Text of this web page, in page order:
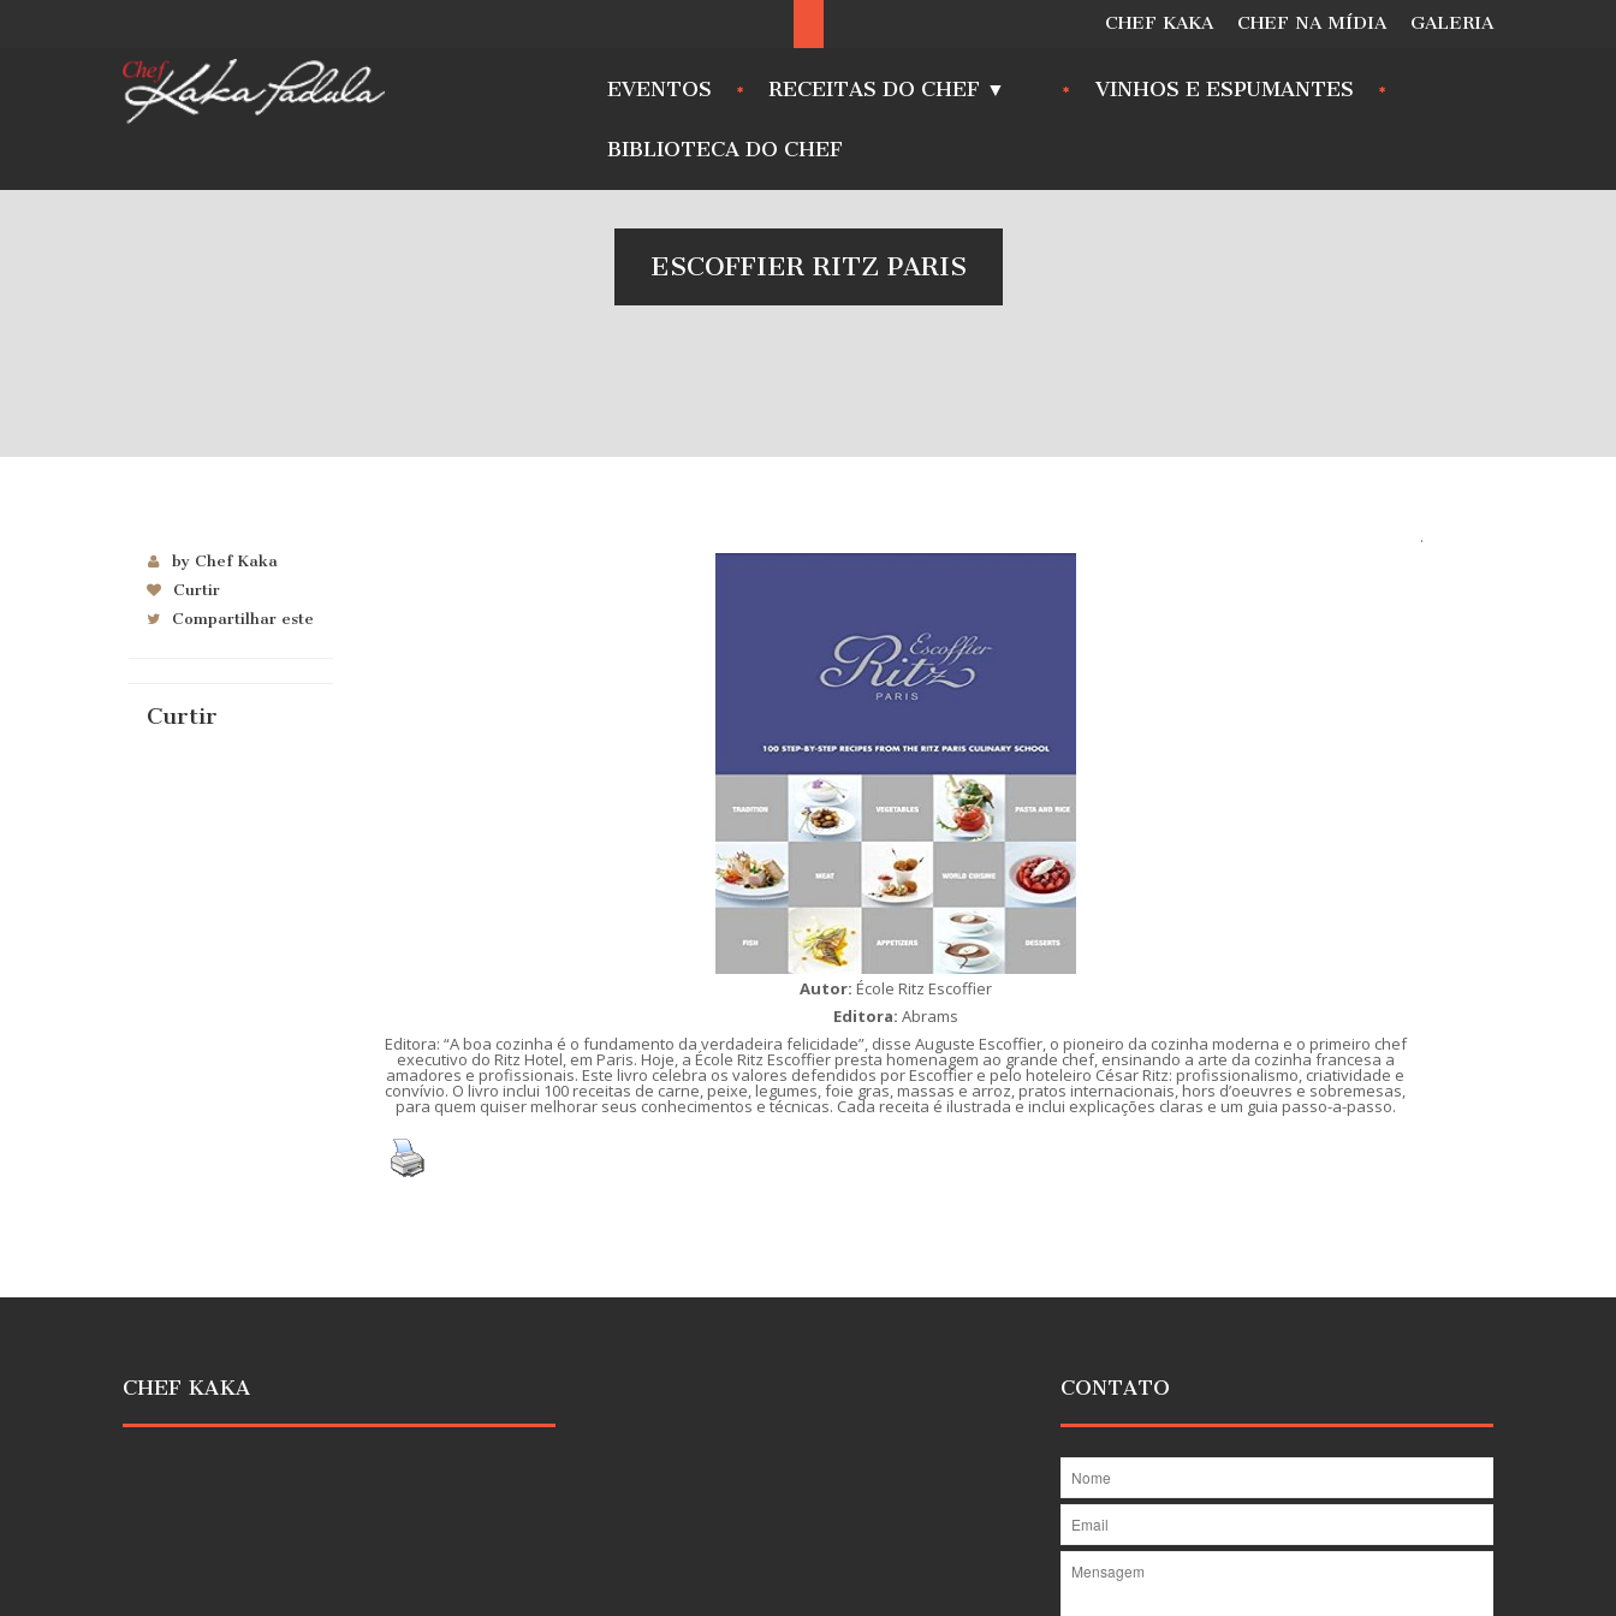
CHEF KAKA CHEF NA MÍDIA GALERIA
EVENTOS RECEITAS DO CHEF ▼ VINHOS E ESPUMANTES
BIBLIOTECA DO CHEF
ESCOFFIER RITZ PARIS
by Chef Kaka
Curtir
Compartilhar este
Curtir
Autor: École Ritz Escoffier
Editora: Abrams
Editora: “A boa cozinha é o fundamento da verdadeira felicidade”, disse Auguste Escoffier, o pioneiro da cozinha moderna e o primeiro chef
executivo do Ritz Hotel, em Paris. Hoje, a École Ritz Escoffier presta homenagem ao grande chef, ensinando a arte da cozinha francesa a
amadores e profissionais. Este livro celebra os valores defendidos por Escoffier e pelo hoteleiro César Ritz: profissionalismo, criatividade e
convívio. O livro inclui 100 receitas de carne, peixe, legumes, foie gras, massas e arroz, pratos internacionais, hors d’oeuvres e sobremesas,
para quem quiser melhorar seus conhecimentos e técnicas. Cada receita é ilustrada e inclui explicações claras e um guia passo-a-passo.
.
CHEF KAKA CONTATO